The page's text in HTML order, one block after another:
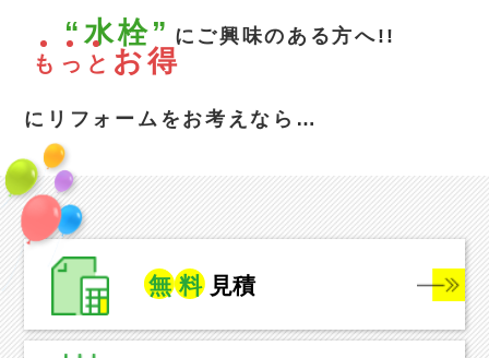
“水栓” にご興味のある方へ!!
も っ と お得
にリフォームをお考えなら…
無 料 見積